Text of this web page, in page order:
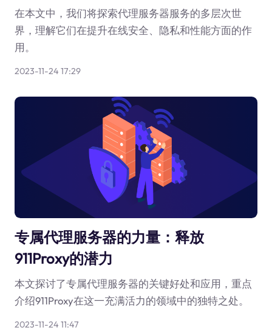
在本文中，我们将探索代理服务器服务的多层次世
界，理解它们在提升在线安全、隐私和性能方面的作
用。
2023-11-24 17:29
专属代理服务器的力量：释放
911Proxy的潜力
本文探讨了专属代理服务器的关键好处和应用，重点
介绍911Proxy在这一充满活力的领域中的独特之处。
2023-11-24 11:47